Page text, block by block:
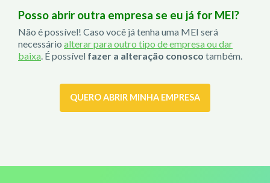
Posso abrir outra empresa se eu já for MEI?
Não é possível! Caso você já tenha uma MEI será
necessário alterar para outro tipo de empresa ou dar
baixa. É possível fazer a alteração conosco também.
QUERO ABRIR MINHA EMPRESA